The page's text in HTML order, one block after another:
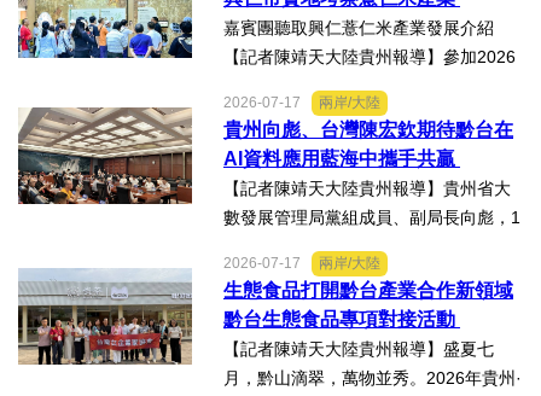
動走訪臺南楠西地震及丹娜絲風災區，
慈濟動員資金與萬人次的復原...
嘉賓團聽取興仁薏仁米產業發展介紹
【記者陳靖天大陸貴州報導】參加2026
色產業助力鄉村振興對接會的臺灣嘉賓
組團，7月15日，到興仁市實地考察，深
入調研興仁薏仁米...
2026-07-17 兩岸/大陸
貴州向彪、台灣陳宏欽期待黔台在
AI資料應用藍海中攜手共贏
【記者陳靖天大陸貴州報導】貴州省大
數發展管理局黨組成員、副局長向彪，1
作懇談會黔台大數據與人工智能產業對
接會上表示，召開黔台大數據與人工智
能產業對接會，旨在搭建兩...
2026-07-17 兩岸/大陸
生態食品打開黔台產業合作新領域
黔台生態食品專項對接活動
【記者陳靖天大陸貴州報導】盛夏七
月，黔山滴翠，萬物並秀。2026年貴州·